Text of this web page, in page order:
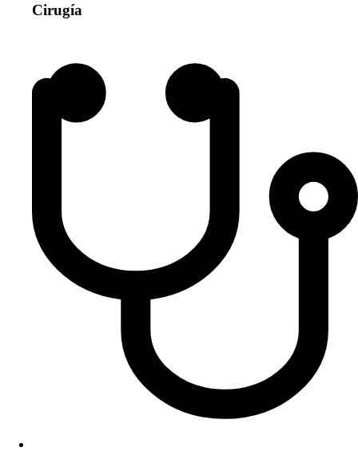
Cirugía